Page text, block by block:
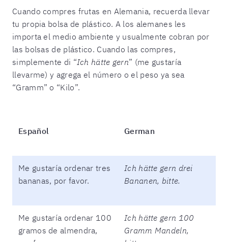
Cuando compres frutas en Alemania, recuerda llevar
tu propia bolsa de plástico. A los alemanes les
importa el medio ambiente y usualmente cobran por
las bolsas de plástico. Cuando las compres,
simplemente di “Ich hätte gern” (me gustaría
llevarme) y agrega el número o el peso ya sea
“Gramm” o “Kilo”.
Español German
Me gustaría ordenar tres
bananas, por favor.
Ich hätte gern drei
Bananen, bitte.
Me gustaría ordenar 100
gramos de almendra,
Ich hätte gern 100
Gramm Mandeln,